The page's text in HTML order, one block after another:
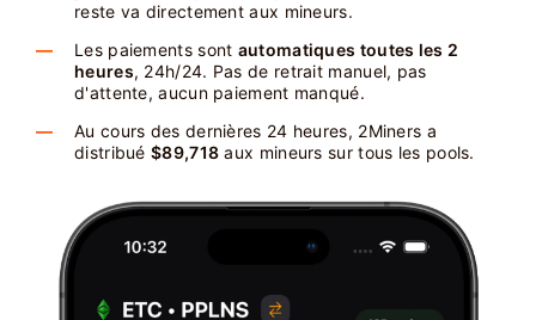
reste va directement aux mineurs.
Les paiements sont automatiques toutes les 2
heures, 24h/24. Pas de retrait manuel, pas
d'attente, aucun paiement manqué.
Au cours des dernières 24 heures, 2Miners a
distribué $89,718 aux mineurs sur tous les pools.